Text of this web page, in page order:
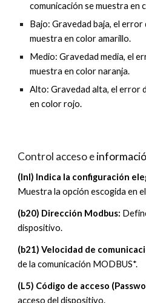
comunicación se muestra en
Bajo: Gravedad baja, el error
muestra en color amarillo.
Medio: Gravedad media, el
muestra en color naranja.
Alto: Gravedad alta, el error
en color rojo.
Control acceso e
(InI) Indica la configuración
Muestra la opción escogida en
(b20) Dirección Modbus:
dispositivo.
(b21) Velocidad de
de la comunicación MODBUS*.
(L5) Código de acceso
acceso del dispositivo.